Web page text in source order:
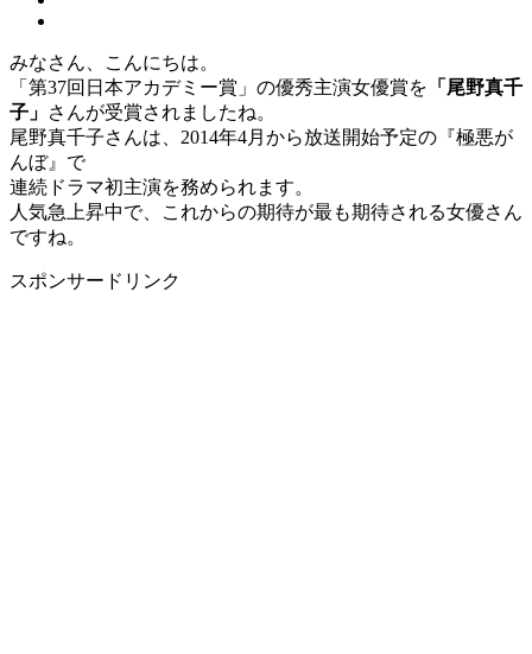
みなさん、こんにちは。
「第37回日本アカデミー賞」の優秀主演女優賞を 「尾野真千
子」 さんが受賞されましたね。
尾野真千子さんは、2014年4月から放送開始予定の『極悪が
んぼ』で
連続ドラマ初主演を務められます。
人気急上昇中で、これからの期待が最も期待される女優さん
ですね。
スポンサードリンク